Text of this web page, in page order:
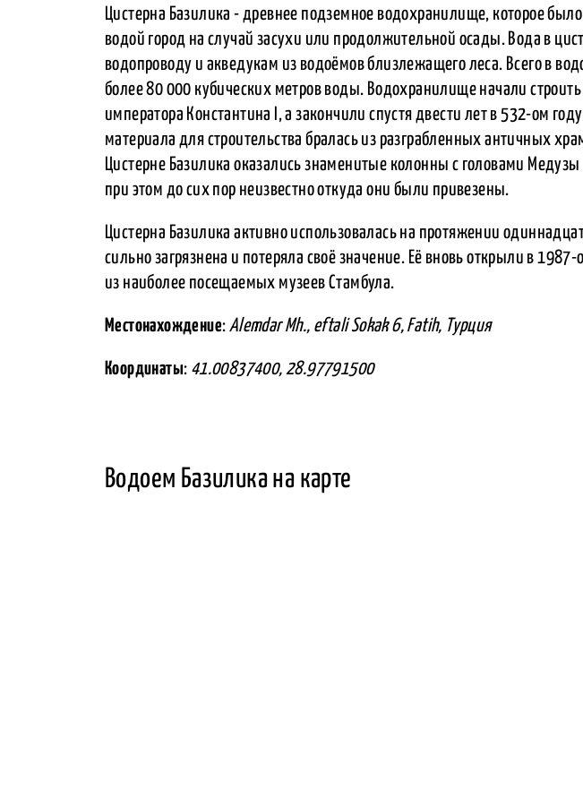
Цистерна Базилика - древнее подземное водохранилище, которое
водой город на случай засухи или продолжительной осады. Вода в
водопроводу и акведукам из водоёмов близлежащего леса. Всего в
более 80 000 кубических метров воды. Водохранилище начали
императора Константина I, а закончили спустя двести лет в 532-ом
материала для строительства бралась из разграбленных античных
Цистерне Базилика оказались знаменитые колонны с головами Медузы
при этом до сих пор неизвестно откуда они были привезены.
Цистерна Базилика активно использовалась на протяжении
сильно загрязнена и потеряла своё значение. Её вновь открыли в
из наиболее посещаемых музеев Стамбула.
Местонахождение: Alemdar Mh., eftali Sokak 6, Fatih, Турция
Координаты: 41.00837400, 28.97791500
Водоем Базилика на карте